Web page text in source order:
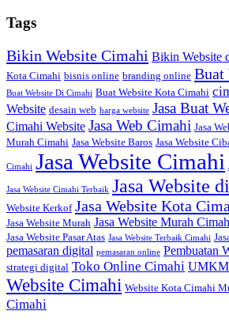
Tags
Bikin Website Cimahi Bikin Website
Kota Cimahi bisnis online branding online Buat
Buat Website Di Cimahi Buat Website Kota Cimahi
Website desain web harga website Jasa Buat
Cimahi Website Jasa Web Cimahi Jasa
Murah Cimahi Jasa Website Baros Jasa Website
Cimahi Jasa Website Cimahi
Jasa Website Cimahi Terbaik Jasa Website
Website Kerkof Jasa Website Kota
Jasa Website Murah Jasa Website Murah
Jasa Website Pasar Atas Jasa Website Terbaik Cimahi
pemasaran digital pemasaran online Pembuatan
strategi digital Toko Online Cimahi UMKM
Website Cimahi Website Kota Cimahi
Cimahi